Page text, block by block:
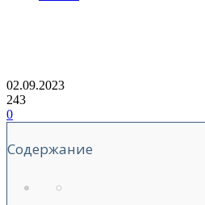
02.09.2023
243
0
Содержание